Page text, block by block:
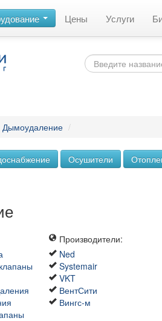
Цены Услуги
Дымоудаление /
Осушители
Производители:
Ned
Systemair
VKT
ВентСити
Вингс-м